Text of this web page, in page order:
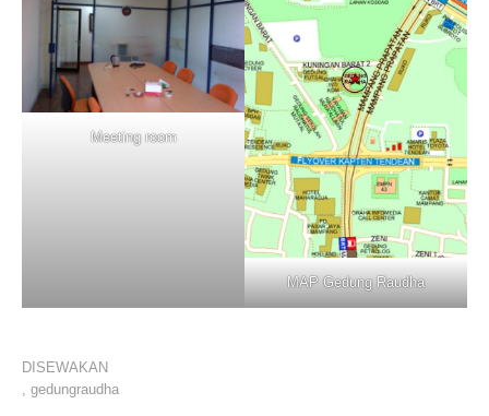
Meeting room
MAP Gedung Raudha
DISEWAKAN
, gedungraudha